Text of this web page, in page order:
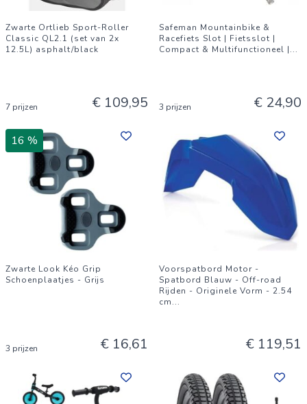
Zwarte Ortlieb Sport-Roller
Classic QL2.1 (set van 2x
12.5L) asphalt/black
7 prijzen € 109,95
Safeman Mountainbike &
Racefiets Slot | Fietsslot |
Compact & Multifunctioneel |...
3 prijzen € 24,90
16 %
Zwarte Look Kéo Grip
Schoenplaatjes - Grijs
3 prijzen € 16,61
Voorspatbord Motor -
Spatbord Blauw - Off-road
Rijden - Originele Vorm - 2.54
cm...
€ 119,51